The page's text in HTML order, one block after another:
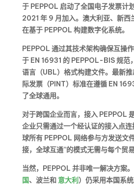
于 PEPPOL 启动了全国电子发票计
2021 年 9 月加入。澳大利亚、新西
在基于 PEPPOL 构建数字化系统。
PEPPOL 通过其技术架构确保互操
于 EN 16931 的 PEPPOL-BIS 规范
语言（UBL）格式构建文件。最新
际发票（PINT）标准在遵循 EN
了全球通用。
对于跨国企业而言，接入 PEPPOL
企业只需通过一个经认证的接入点
球所有 PEPPOL 网络参与方发送文
接，全球互通”的模式无需与每个贸
当然，PEPPOL 并非唯一解决方案
国、波兰和 意大利 ）仍采用本国系